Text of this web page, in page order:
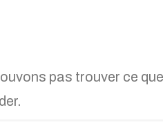
pas trouver ce